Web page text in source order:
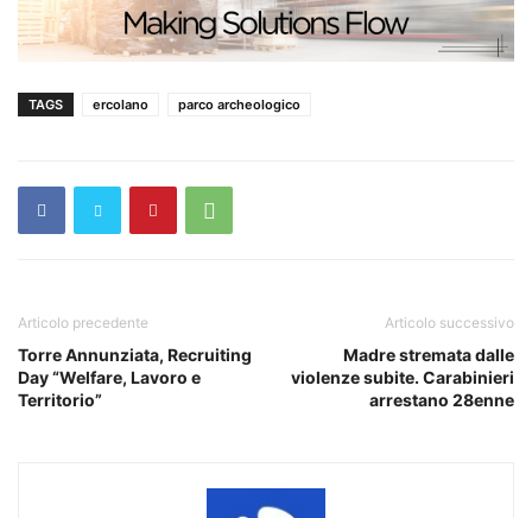
TAGS ercolano parco archeologico
Articolo precedente
Torre Annunziata, Recruiting
Day “Welfare, Lavoro e
Territorio”
Articolo successivo
Madre stremata dalle
violenze subite. Carabinieri
arrestano 28enne